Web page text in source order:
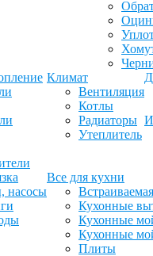
насосы
Климат
Вентиляция
Котлы
Радиаторы
Утеплитель
Все для кухни
Кухонные
Кухонные
Кухонные
Плиты